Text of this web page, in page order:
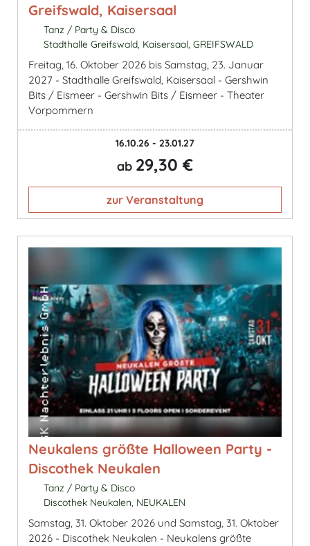
Greifswald, Kaisersaal
Tanz / Party & Disco
Stadthalle Greifswald, Kaisersaal, GREIFSWALD
Freitag, 16. Oktober 2026 bis Samstag, 23. Januar
2027 - Stadthalle Greifswald, Kaisersaal - Gershwin
Bits / Eismeer - Gershwin Bits / Eismeer - Theater
Vorpommern
16.10.26 - 23.01.27
ab 29,30 €
zur Veranstaltung
Neukalens größte Halloween Party -
Discothek Neukalen
Tanz / Party & Disco
Discothek Neukalen, NEUKALEN
Samstag, 31. Oktober 2026 und Samstag, 31. Oktober
2026 - Discothek Neukalen - Neukalens größte